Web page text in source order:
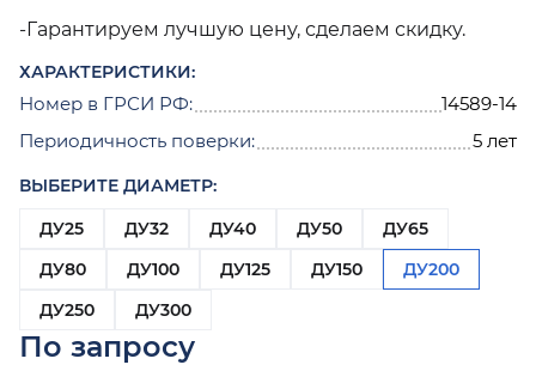
-Гарантируем лучшую цену, сделаем скидку.
ХАРАКТЕРИСТИКИ:
Номер в ГРСИ РФ:
14589-14
Периодичность поверки:
5 лет
ВЫБЕРИТЕ ДИАМЕТР:
ДУ25
ДУ32 ДУ40 ДУ50
ДУ65
ДУ80
ДУ100 ДУ125 ДУ150
ДУ200
ДУ250
ДУ300
По запросу